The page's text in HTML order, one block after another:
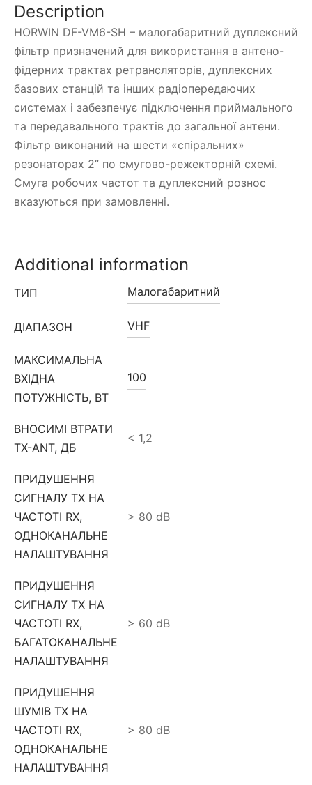
Description
HORWIN DF-VM6-SH – малогабаритний дуплексний
фільтр призначений для використання в антено-
фідерних трактах ретрансляторів, дуплексних
базових станцій та інших радіопередаючих
системах і забезпечує підключення приймального
та передавального трактів до загальної антени.
Фільтр виконаний на шести «спіральних»
резонаторах 2” по смугово-режекторній схемі.
Смуга робочих частот та дуплексний рознос
вказуються при замовленні.
Additional information
ТИП Малогабаритний
ДІАПАЗОН VHF
МАКСИМАЛЬНА
ВХІДНА
ПОТУЖНІСТЬ, ВТ
100
ВНОСИМІ ВТРАТИ
TX-ANT, ДБ
< 1,2
ПРИДУШЕННЯ
СИГНАЛУ ТX НА
ЧАСТОТІ RX,
ОДНОКАНАЛЬНЕ
НАЛАШТУВАННЯ
> 80 dB
ПРИДУШЕННЯ
СИГНАЛУ ТX НА
ЧАСТОТІ RX,
БАГАТОКАНАЛЬНЕ
НАЛАШТУВАННЯ
> 60 dB
ПРИДУШЕННЯ
ШУМІВ ТX НА
ЧАСТОТІ RX,
ОДНОКАНАЛЬНЕ
НАЛАШТУВАННЯ
> 80 dB